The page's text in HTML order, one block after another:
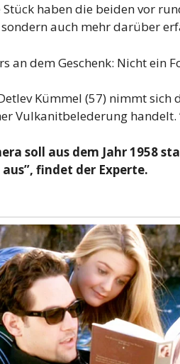
Stück haben die beiden vor
auch mehr darüber
an dem Geschenk: Nicht ein
Kümmel (57) nimmt
Vulkanitbelederung handelt.
soll aus dem Jahr 1958
findet der Experte.